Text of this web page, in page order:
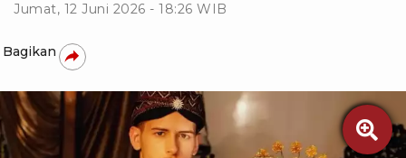
Jumat, 12 Juni 2026 - 18:26 WIB
Bagikan
